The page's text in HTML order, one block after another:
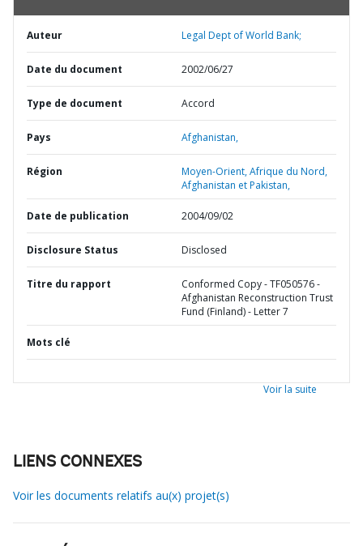
Auteur Legal Dept of World Bank;
Date du document 2002/06/27
Type de document Accord
Pays Afghanistan,
Région
Moyen-Orient, Afrique du Nord,
Afghanistan et Pakistan,
Date de publication 2004/09/02
Disclosure Status Disclosed
Titre du rapport
Conformed Copy - TF050576 -
Afghanistan Reconstruction Trust
Fund (Finland) - Letter 7
Mots clé
Voir la suite
LIENS CONNEXES
Voir les documents relatifs au(x) projet(s)